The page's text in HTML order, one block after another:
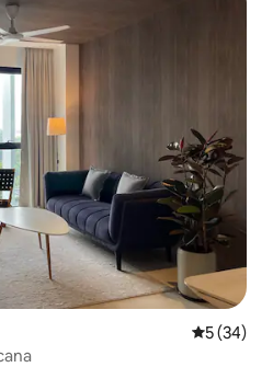
5 av 5 i
5 (34)